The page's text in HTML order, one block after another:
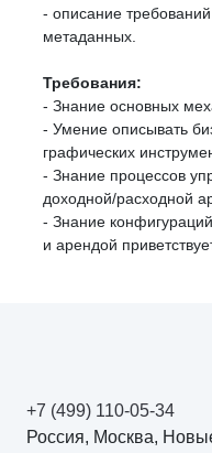
- описание
метаданных.
Требования:
- Знание основных
- Умение описывать
графических
- Знание процессов
доходной/расходной
- Знание
и арендой
+7 (499) 110-05-34
Россия, Москва,